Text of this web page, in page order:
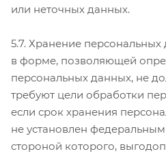
или неточных данных.
5.7. Хранение персональных
в форме, позволяющей
персональных данных, не
требуют цели обработки
если срок хранения
не установлен
стороной которого,